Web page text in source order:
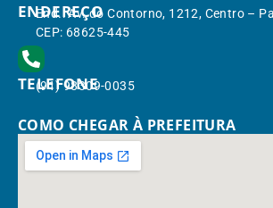
ENDEREÇO
End.: Av. do Contorno, 1212, Centro –
CEP: 68625-445
TELEFONE
(91) 98309-0035
COMO CHEGAR À PREFEITURA